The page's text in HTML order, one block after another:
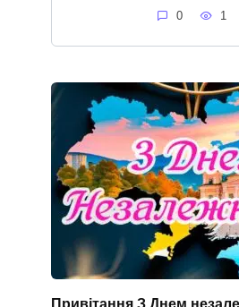
0 1
Привітання З Днем